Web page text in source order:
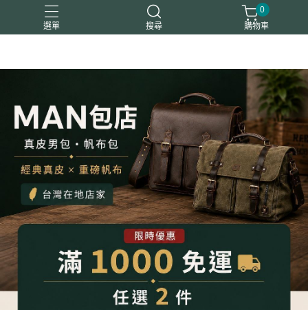
選單 搜尋
真皮夾
0
購物車